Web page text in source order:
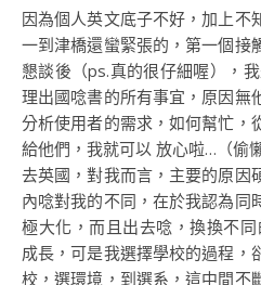
因為個人英文底子不好，加上不
一到津橋還蠻緊張的，第一個接
懇談後（ps.真的很仔細喔），
理出國唸書的所有事宜，原因無
分析使用者的需求，如何幫忙，
給他們，我就可以 放心啦…（偷
去英國，對我而言，主要的原因
內唸對我的不同，在於我認為同
極大化，而且出去唸，換換不
成長，可是我選擇學校的過程，
校，選環境，到選系，這中間不